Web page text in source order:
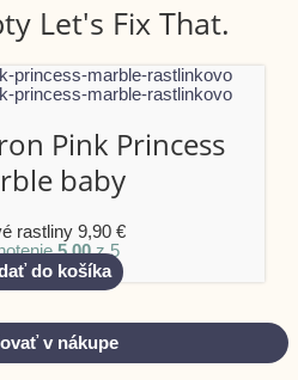
Let's Fix That.
Pink Princess
baby
rastliny 9,90 €
5.00z 5
do košíka
v nákupe